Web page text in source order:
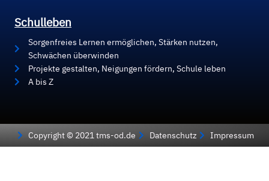
Schulleben
Sorgenfreies Lernen ermöglichen, Stärken nutzen,
Schwächen überwinden
Projekte gestalten, Neigungen fördern, Schule leben
A bis Z
Copyright © 2021 tms-od.de Datenschutz Impressum